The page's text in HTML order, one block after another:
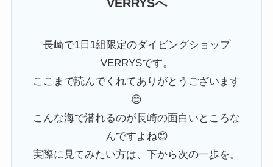
VERRYSへ
長崎で1日1組限定のダイビングショップ
VERRYSです。
ここまで読んでくれてありがとうございます
😊
こんな海で潜れるのが長崎の面白いところな
んですよね😊
実際に見てみたい方は、下から次の一歩を。